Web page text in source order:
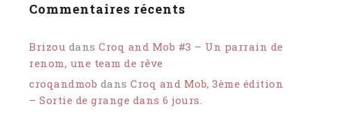
Commentaires récents
Brizou dans Croq and Mob #3 – Un parrain de
renom, une team de rêve
croqandmob dans Croq and Mob, 3ème édition
– Sortie de grange dans 6 jours.